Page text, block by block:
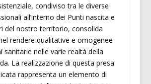
condiviso tra le diverse
all’interno dei Punti nascita e
del nostro territorio, consolida
rendere qualitative e omogenee
sanitarie nelle varie realtà della
La realizzazione di questa presa
rappresenta un elemento di